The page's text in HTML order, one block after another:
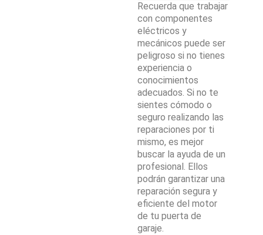
Recuerda que trabajar
con componentes
eléctricos y
mecánicos puede ser
peligroso si no tienes
experiencia o
conocimientos
adecuados. Si no te
sientes cómodo o
seguro realizando las
reparaciones por ti
mismo, es mejor
buscar la ayuda de un
profesional. Ellos
podrán garantizar una
reparación segura y
eficiente del motor
de tu puerta de
garaje.